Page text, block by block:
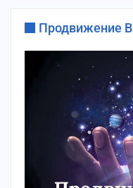
Продвижение